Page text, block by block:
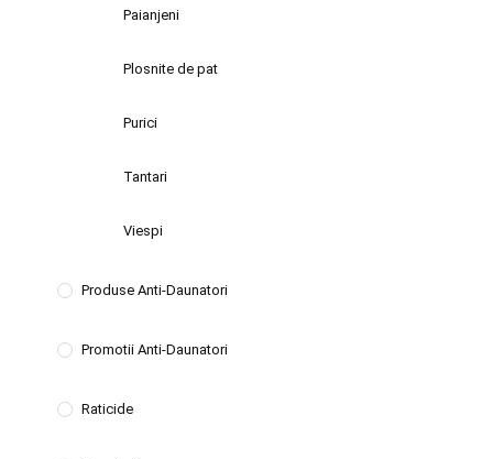
Paianjeni
Plosnite de pat
Purici
Tantari
Viespi
Produse Anti-Daunatori
Promotii Anti-Daunatori
Raticide